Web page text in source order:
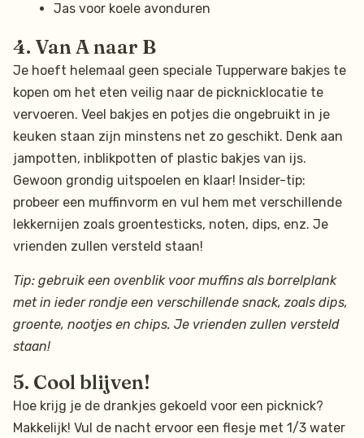
Jas voor koele avonduren
4. Van A naar B
Je hoeft helemaal geen speciale Tupperware bakjes te
kopen om het eten veilig naar de picknicklocatie te
vervoeren. Veel bakjes en potjes die ongebruikt in je
keuken staan zijn minstens net zo geschikt. Denk aan
jampotten, inblikpotten of plastic bakjes van ijs.
Gewoon grondig uitspoelen en klaar! Insider-tip:
probeer een muffinvorm en vul hem met verschillende
lekkernijen zoals groentesticks, noten, dips, enz. Je
vrienden zullen versteld staan!
Tip: gebruik een ovenblik voor muffins als borrelplank
met in ieder rondje een verschillende snack, zoals dips,
groente, nootjes en chips. Je vrienden zullen versteld
staan!
5. Cool blijven!
Hoe krijg je de drankjes gekoeld voor een picknick?
Makkelijk! Vul de nacht ervoor een flesje met 1/3 water